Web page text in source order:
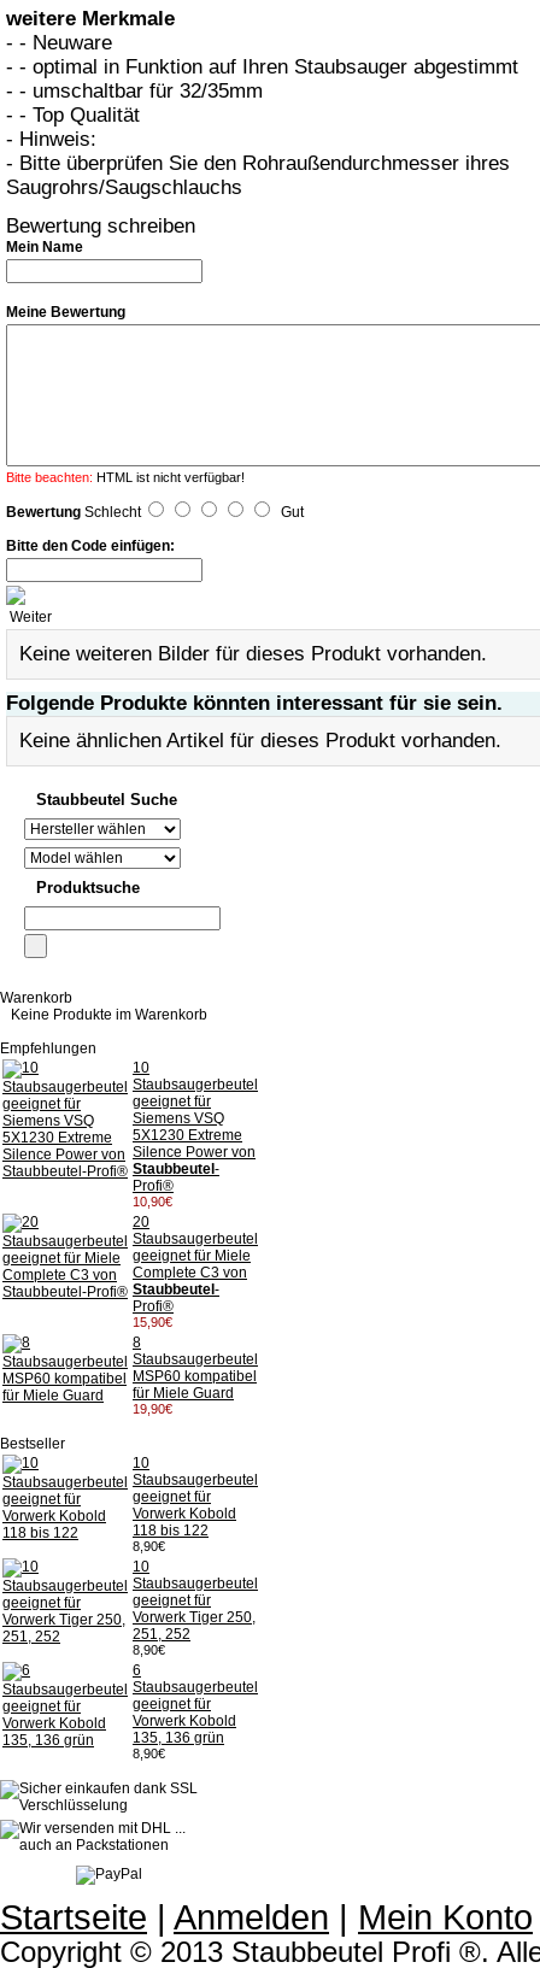
weitere Merkmale
- - Neuware
- - optimal in Funktion auf Ihren Staubsauger abgestimmt
- - umschaltbar für 32/35mm
- - Top Qualität
- Hinweis:
- Bitte überprüfen Sie den Rohraußendurchmesser ihres
Saugrohrs/Saugschlauchs
Bewertung schreiben
Mein Name
Meine Bewertung
Bitte beachten: HTML ist nicht verfügbar!
Bewertung Schlecht
Gut
Bitte den Code einfügen:
Weiter
Keine weiteren Bilder für dieses Produkt vorhanden.
Folgende Produkte könnten interessant für sie sein.
Keine ähnlichen Artikel für dieses Produkt vorhanden.
Staubbeutel Suche
Produktsuche
Warenkorb
Keine Produkte im Warenkorb
Empfehlungen
10
Staubsaugerbeutel
geeignet für
Siemens VSQ
5X1230 Extreme
Silence Power von
Staubbeutel -
Profi®
10,90€
20
Staubsaugerbeutel
geeignet für Miele
Complete C3 von
Staubbeutel -
Profi®
15,90€
8
Staubsaugerbeutel
MSP60 kompatibel
für Miele Guard
19,90€
Bestseller
10
Staubsaugerbeutel
geeignet für
Vorwerk Kobold
118 bis 122
8,90€
10
Staubsaugerbeutel
geeignet für
Vorwerk Tiger 250,
251, 252
8,90€
6
Staubsaugerbeutel
geeignet für
Vorwerk Kobold
135, 136 grün
8,90€
Startseite | Anmelden | Mein Konto
Copyright © 2013 Staubbeutel Profi ®.